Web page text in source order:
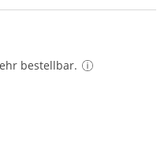
bestellbar.